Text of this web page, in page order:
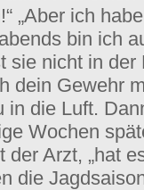
„Aber ich
bin ich
sie nicht in der
dein Gewehr
in die Luft.
Wochen
der Arzt, „hat
die